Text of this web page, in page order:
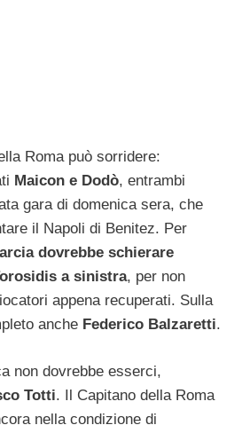
Roma può sorridere:
Maicon e Dodò, entrambi
gara di domenica sera, che
il Napoli di Benitez. Per
dovrebbe schierare
a sinistra, per non
appena recuperati. Sulla
anche Federico Balzaretti.
non dovrebbe esserci,
Totti. Il Capitano della Roma
nella condizione di